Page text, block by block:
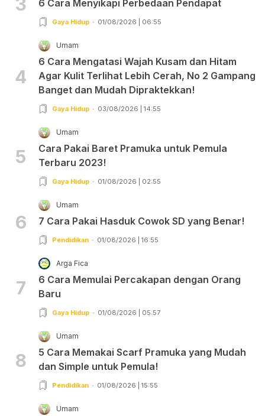
6 Cara Menyikapi Perbedaan Pendapat
Gaya Hidup 01/08/2026 | 06:55
4
Umam
6 Cara Mengatasi Wajah Kusam dan Hitam
Agar Kulit Terlihat Lebih Cerah, No 2 Gampang
Banget dan Mudah Dipraktekkan!
Gaya Hidup 03/08/2026 | 14:55
5
Umam
Cara Pakai Baret Pramuka untuk Pemula
Terbaru 2023!
Gaya Hidup 01/08/2026 | 02:55
6
Umam
7 Cara Pakai Hasduk Cowok SD yang Benar!
Pendidikan 01/08/2026 | 16:55
7
Arga Fica
6 Cara Memulai Percakapan dengan Orang
Baru
Gaya Hidup 01/08/2026 | 05:57
8
Umam
5 Cara Memakai Scarf Pramuka yang Mudah
dan Simple untuk Pemula!
Pendidikan 01/08/2026 | 15:55
Umam